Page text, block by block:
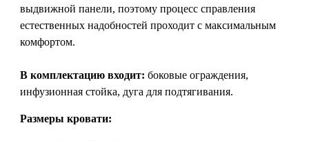
выдвижной панели, поэтому процесс справления
естественных надобностей проходит с максимальным
комфортом.
В комплектацию входит: боковые ограждения,
инфузионная стойка, дуга для подтягивания.
Размеры кровати: